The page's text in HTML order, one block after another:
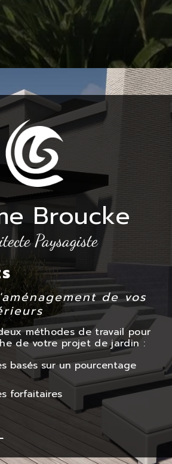
Broucke
Paysagiste
de vos
méthodes de travail pour
de votre projet de jardin :
basés sur un pourcentage
forfaitaires